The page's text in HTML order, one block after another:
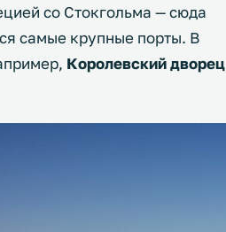
со Стокгольма — сюда
самые крупные порты. В
Королевский дворец